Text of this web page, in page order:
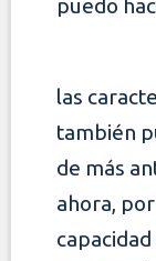
puedo
las
también
de más
ahora,